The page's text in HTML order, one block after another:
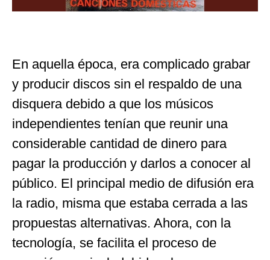
En aquella época, era complicado grabar
y producir discos sin el respaldo de una
disquera debido a que los músicos
independientes tenían que reunir una
considerable cantidad de dinero para
pagar la producción y darlos a conocer al
público. El principal medio de difusión era
la radio, misma que estaba cerrada a las
propuestas alternativas. Ahora, con la
tecnología, se facilita el proceso de